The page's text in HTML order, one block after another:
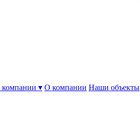
▾ О компании Наши объекты